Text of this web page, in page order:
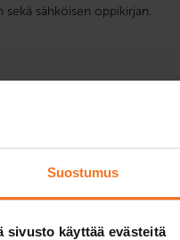
Suostumus
sivusto käyttää evästeitä
sähköisen oppikirjan.